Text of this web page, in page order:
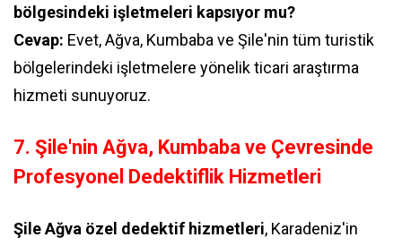
bölgesindeki işletmeleri kapsıyor mu?
Cevap: Evet, Ağva, Kumbaba ve Şile'nin tüm turistik
bölgelerindeki işletmelere yönelik ticari araştırma
hizmeti sunuyoruz.
7. Şile'nin Ağva, Kumbaba ve Çevresinde
Profesyonel Dedektiflik Hizmetleri
Şile Ağva özel dedektif hizmetleri, Karadeniz'in